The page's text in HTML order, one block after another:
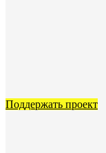
Поддержать проект